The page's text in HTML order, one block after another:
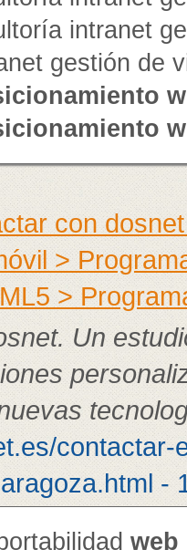
intranet
gestión de
con
>
>
Un
-
web